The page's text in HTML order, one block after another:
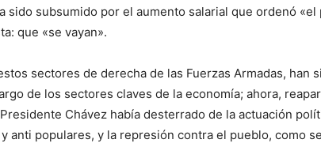
sido subsumido por el aumento salarial que ordenó
que «se vayan».
sectores de derecha de las Fuerzas Armadas, han
de los sectores claves de la economía; ahora,
Chávez había desterrado de la actuación
anti populares, y la represión contra el pueblo, como